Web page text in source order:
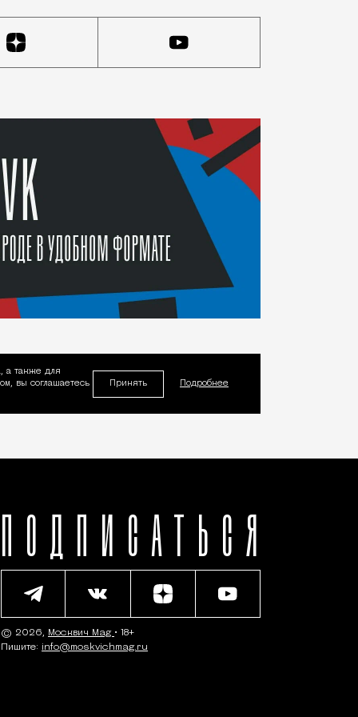
а также для
вы соглашаетесь
Принять Подробнее
ПОДПИСАТЬСЯ
© 2026, Москвич Mag • 18+
Пишите: info@moskvichmag.ru